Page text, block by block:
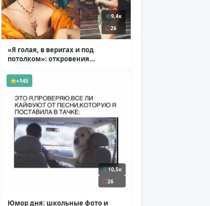
9,4к
26
«Я голая, в веригах и под
потолком»: откровения
( 11 фото )
+145
10,5к
26
Юмор дня: школьные фото и